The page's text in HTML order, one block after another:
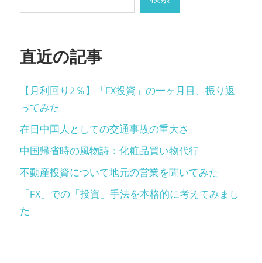
直近の記事
【月利回り2％】「FX投資」の一ヶ月目、振り返
ってみた
在日中国人としての交通事故の重大さ
中国帰省時の風物詩：化粧品買い物代行
不動産投資について地元の営業を聞いてみた
「FX」での「投資」手法を本格的に考えてみまし
た